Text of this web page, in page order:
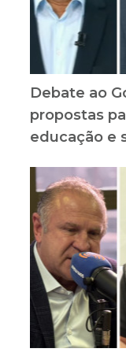
Debate ao
propostas
educação e